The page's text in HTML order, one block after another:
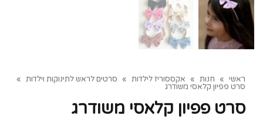
ראשי » חנות » אקססוריז לילדות » סרטים לראש לתינוקות וילדות »
סרט פפיון קלאסי משודרג
סרט פפיון קלאסי משודרג